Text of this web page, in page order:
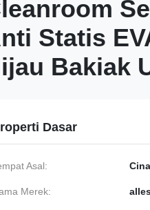
Statis
Bakiak
Dasar
Asal: Cina
Merek: